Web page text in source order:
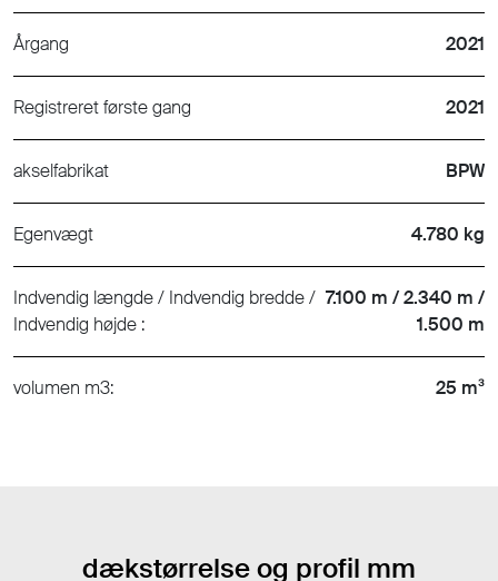
Årgang 2021
Registreret første gang 2021
akselfabrikat BPW
Egenvægt 4.780 kg
Indvendig længde / Indvendig bredde /
Indvendig højde :
7.100 m / 2.340 m /
1.500 m
volumen m3: 25 m³
dækstørrelse og profil mm